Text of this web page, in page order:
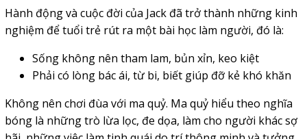
Hành động và cuộc đời của Jack đã trở thành những kinh
nghiệm để tuổi trẻ rút ra một bài học làm người, đó là:
Sống không nên tham lam, bủn xỉn, keo kiệt
Phải có lòng bác ái, từ bi, biết giúp đỡ kẻ khó khăn
Không nên chơi đùa với ma quỷ. Ma quỷ hiểu theo nghĩa
bóng là những trò lừa lọc, đe dọa, làm cho người khác sợ